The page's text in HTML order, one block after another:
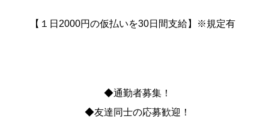
【１日2000円の仮払いを30日間支給】※規定有
◆通勤者募集！
◆友達同士の応募歓迎！